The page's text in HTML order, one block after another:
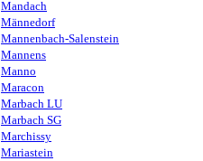
Mandach
Männedorf
Mannenbach-Salenstein
Mannens
Manno
Maracon
Marbach LU
Marbach SG
Marchissy
Mariastein